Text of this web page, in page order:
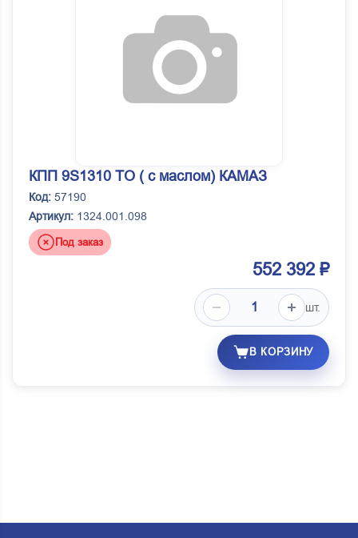
КПП 9S1310 TO ( с маслом) КАМАЗ
Код: 57190
Артикул: 1324.001.098
Под заказ
552 392 ₽
шт.
В КОРЗИНУ